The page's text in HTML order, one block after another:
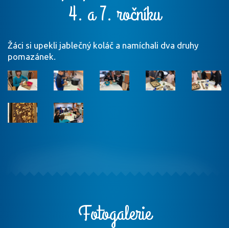
4. a 7. ročníku
Žáci si upekli jablečný koláč a namíchali dva druhy
pomazánek.
Fotogalerie